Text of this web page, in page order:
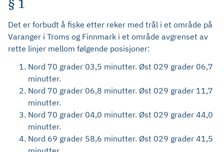
§ 1
Det er forbudt å fiske etter reker med trål i et område på
Varanger i Troms og Finnmark i et område avgrenset av
rette linjer mellom følgende posisjoner:
Nord 70 grader 03,5 minutter. Øst 029 grader 06,7
minutter.
Nord 70 grader 06,8 minutter. Øst 029 grader 11,7
minutter.
Nord 70 grader 04,0 minutter. Øst 029 grader 44,0
minutter.
Nord 69 grader 58,6 minutter. Øst 029 grader 41,5